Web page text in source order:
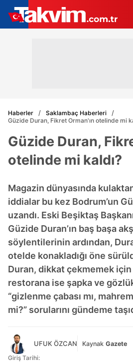
Haberler
Saklambaç Haberleri
Güzide Duran, Fikret Orman'ın otelinde mi
Güzide Duran,
otelinde mi kaldı?
Magazin dünyasında
iddialar bu kez Bodrum’un
uzandı. Eski Beşiktaş
Güzide Duran’ın baş başa
söylentilerinin ardından,
otelde konakladığı öne
Duran, dikkat çekmemek
restorana ise şapka ve
“gizlenme çabası mı,
mi?” sorularını gündeme
UFUK ÖZCAN Kaynak Gazete
Giriş Tarihi: